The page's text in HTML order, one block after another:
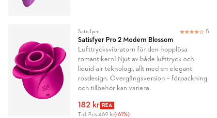
5
Satisfyer
Satisfyer Pro 2 Modern Blossom
Lufttrycksvibratorn för den hopplösa
romantikern! Njut av både lufttryck och
liquid-air teknologi, allt med en elegant
rosdesign. Övergångsversion – förpackning
och tillbehör kan variera.
182 kr REA
Tid. Pris:469 kr(-61%)